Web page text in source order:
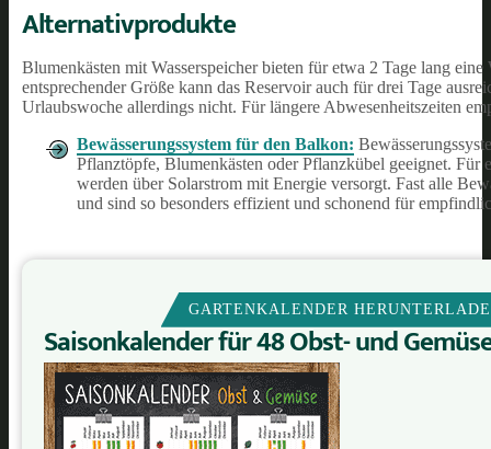
Alternativprodukte
Blumenkästen mit Wasserspeicher bieten für etwa 2 Tage lang
entsprechender Größe kann das Reservoir auch für drei Tage
Urlaubswoche allerdings nicht. Für längere Abwesenheitszeiten
Bewässerungssystem für den Balkon:
Pflanztöpfe, Blumenkästen oder Pflanzkübel geeignet. Für
werden über Solarstrom mit Energie versorgt. Fast alle
und sind so besonders effizient und schonend für
GARTENKALENDER
Saisonkalender für 48 Obst- und